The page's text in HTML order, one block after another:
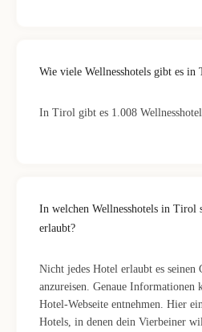
Wie viele Wellnesshotels gibt es in
In Tirol gibt es 1.008
In welchen Wellnesshotels in Tirol
erlaubt?
Nicht jedes Hotel erlaubt es seinen
anzureisen. Genaue Informationen
Hotel-Webseite entnehmen. Hier
Hotels, in denen dein Vierbeiner